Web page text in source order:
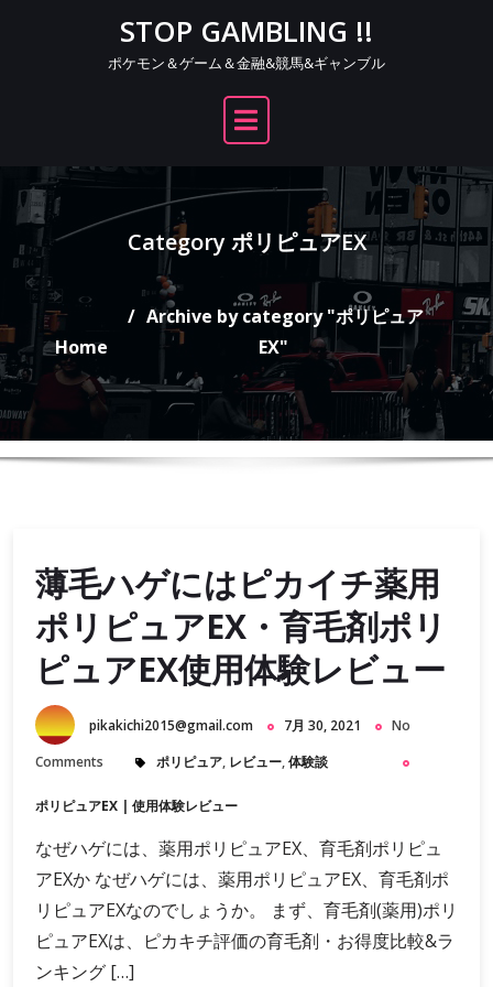
STOP GAMBLING !!
ポケモン＆ゲーム＆金融&競馬&ギャンブル
Category ポリピュアEX
Home
Archive by category "ポリピュア
EX"
薄毛ハゲにはピカイチ薬用
ポリピュアEX・育毛剤ポリ
ピュアEX使用体験レビュー
pikakichi2015@gmail.com 7月 30, 2021
No
Comments
ポリピュア, レビュー,体験談
ポリピュアEX | 使用体験レビュー
なぜハゲには、薬用ポリピュアEX、育毛剤ポリピュ
アEXか なぜハゲには、薬用ポリピュアEX、育毛剤ポ
リピュアEXなのでしょうか。 まず、育毛剤(薬用)ポリ
ピュアEXは、ピカキチ評価の育毛剤・お得度比較&ラ
ンキング […]